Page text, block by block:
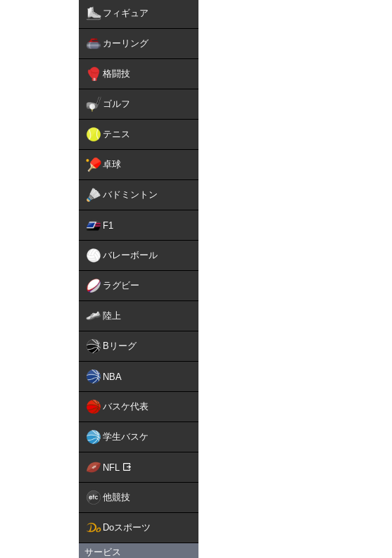
フィギュア
カーリング
格闘技
ゴルフ
テニス
卓球
バドミントン
F1
バレーボール
ラグビー
陸上
Bリーグ
NBA
バスケ代表
学生バスケ
NFL
他競技
Doスポーツ
サービス